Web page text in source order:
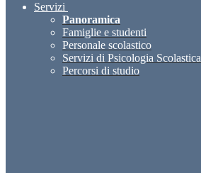
Servizi
Panoramica
Famiglie e studenti
Personale scolastico
Servizi di Psicologia Scolastica
Percorsi di studio